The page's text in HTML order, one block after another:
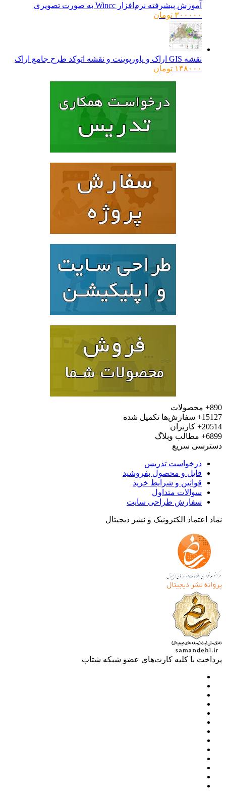
آموزش پیشرفته نرم‌افزار Wincc به صورت تصویری
۳۰۰۰۰۰ تومان
نقشه GIS اراک و پاورپوینت و نقشه اتوکد طرح جامع اراک
۱۴۸۰۰۰ تومان
محصولات
سفارش‌ها تکمیل شده
کاربران
مطالب وبلاگ
سریع
درخواست تدریس
فایل و محصول بفروشید
قوانین و شرایط خرید
سوالات متداول
سفارش طراحی سایت
اعتماد الکترونیک و نشر دیجیتال
با کلیه کارت‌های عضو شبکه شتاب